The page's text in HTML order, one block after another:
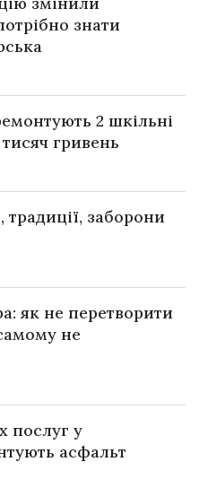
знати
2 шкільні
гривень
традиції, заборони
як не перетворити
не
послуг у
асфальт